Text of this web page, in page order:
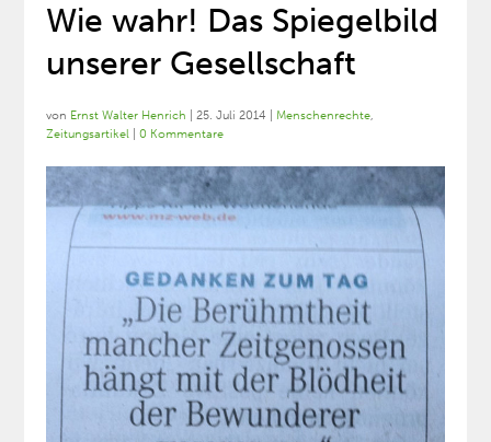
Wie wahr! Das Spiegelbild
unserer Gesellschaft
von Ernst Walter Henrich |25. Juli 2014 Menschenrechte,
Zeitungsartikel |0 Kommentare